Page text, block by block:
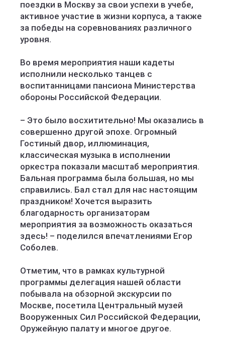
поездки в Москву за свои успехи в учебе,
активное участие в жизни корпуса, а также
за победы на соревнованиях различного
уровня.
Во время мероприятия наши кадеты
исполнили несколько танцев с
воспитанницами пансиона Министерства
обороны Российской Федерации.
– Это было восхитительно! Мы оказались в
совершенно другой эпохе. Огромный
Гостиный двор, иллюминация,
классическая музыка в исполнении
оркестра показали масштаб мероприятия.
Бальная программа была большая, но мы
справились. Бал стал для нас настоящим
праздником! Хочется выразить
благодарность организаторам
мероприятия за возможность оказаться
здесь! – поделился впечатлениями Егор
Соболев.
Отметим, что в рамках культурной
программы делегация нашей области
побывала на обзорной экскурсии по
Москве, посетила Центральный музей
Вооруженных Сил Российской Федерации,
Оружейную палату и многое другое.